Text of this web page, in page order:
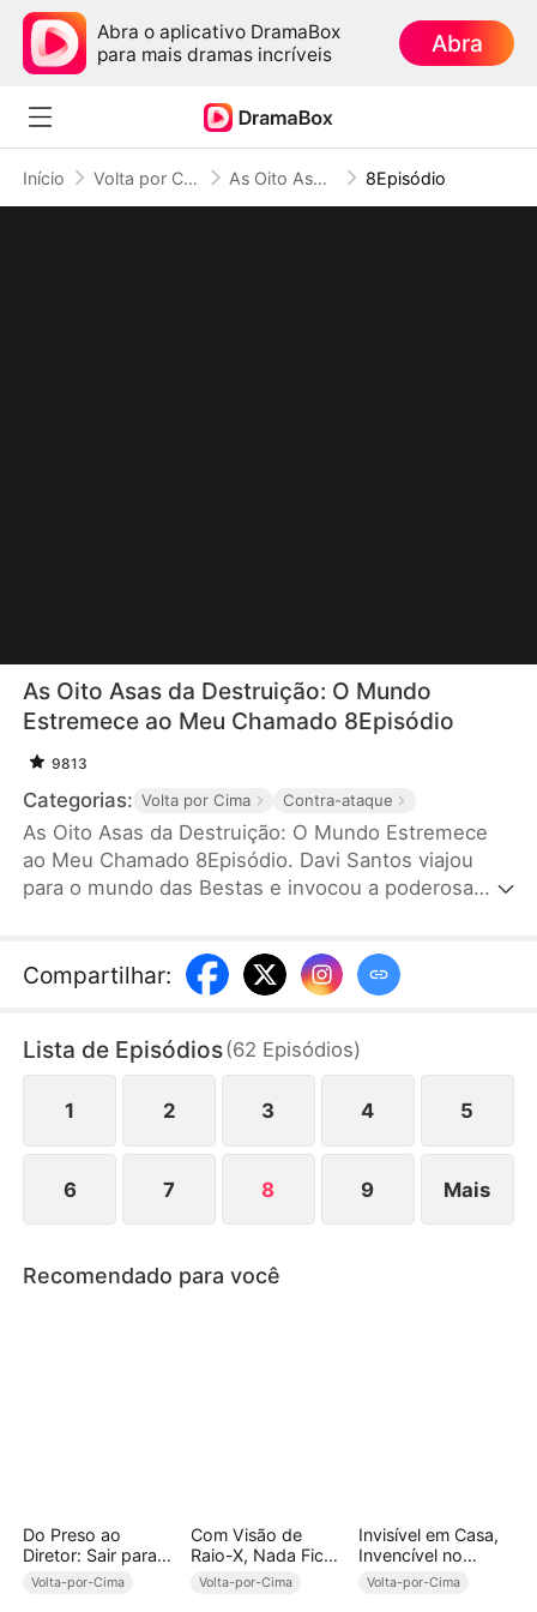
Abra o aplicativo DramaBox
para mais dramas incríveis
Abra
Início Volta por Cima As Oito Asas da Destruição: O Mundo Estremece ao Meu Chamado 8Episódio
As Oito Asas da Destruição: O Mundo
Estremece ao Meu Chamado 8Episódio
9813
Categorias: Volta por Cima Contra-ataque
As Oito Asas da Destruição: O Mundo Estremece
ao Meu Chamado 8Episódio. Davi Santos viajou
para o mundo das Bestas e invocou a poderosa
uma Anja com Asas Quebradas. Todos riram dele,
mas quando a Anja de Oito Asas desceu, o mundo
Compartilhar:
Lista de Episódios(62 Episódios)
1 2 3 4 5
6 7 8 9 Mais
Recomendado para você
Do Preso ao
Diretor: Sair para
Governar o Mundo
(Dublado)
Volta-por-Cima
Com Visão de
Raio-X, Nada Fica
Escondido
(Dublado)
Volta-por-Cima
Invisível em Casa,
Invencível no
Mundo
Volta-por-Cima